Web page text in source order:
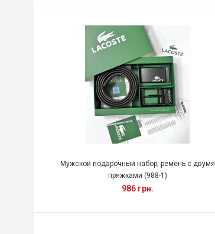
Мужской подарочный набор, ремень с двумя
пряжками (988-1)
986 грн.